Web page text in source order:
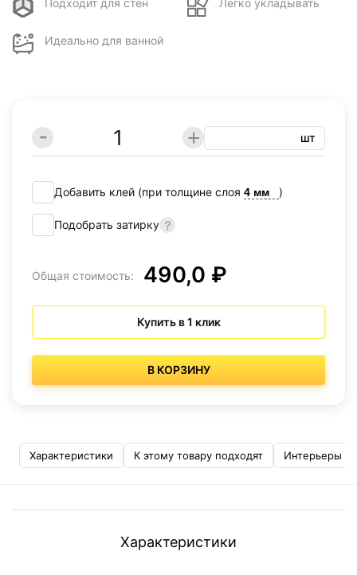
Подходит для стен Легко укладывать
Идеально для ванной
шт
Добавить клей (при толщине слоя )
Подобрать затирку
Общая стоимость: 490,0 ₽
Купить в 1 клик
В КОРЗИНУ
Характеристики К этому товару подходят Интерьеры
Характеристики